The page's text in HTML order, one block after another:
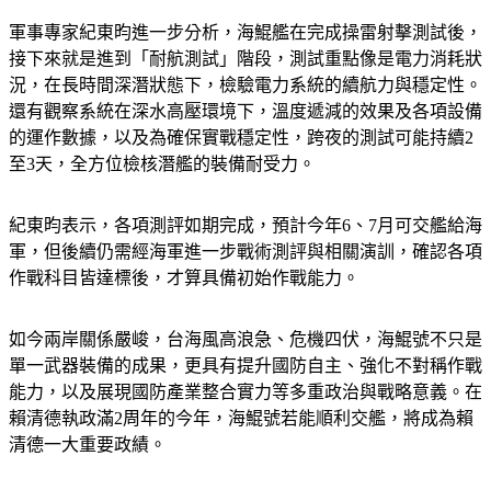
軍事專家紀東昀進一步分析，海鯤艦在完成操雷射擊測試後，
接下來就是進到「耐航測試」階段，測試重點像是電力消耗狀
況，在長時間深潛狀態下，檢驗電力系統的續航力與穩定性。
還有觀察系統在深水高壓環境下，溫度遞減的效果及各項設備
的運作數據，以及為確保實戰穩定性，跨夜的測試可能持續2
至3天，全方位檢核潛艦的裝備耐受力。
紀東昀表示，各項測評如期完成，預計今年6、7月可交艦給海
軍，但後續仍需經海軍進一步戰術測評與相關演訓，確認各項
作戰科目皆達標後，才算具備初始作戰能力。
如今兩岸關係嚴峻，台海風高浪急、危機四伏，海鯤號不只是
單一武器裝備的成果，更具有提升國防自主、強化不對稱作戰
能力，以及展現國防產業整合實力等多重政治與戰略意義。在
賴清德執政滿2周年的今年，海鯤號若能順利交艦，將成為賴
清德一大重要政績。